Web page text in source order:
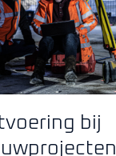
bij